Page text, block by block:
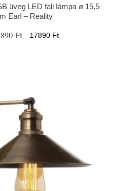
üveg LED fali lámpa ø 15,5
Earl – Reality
Ft 17890 Ft